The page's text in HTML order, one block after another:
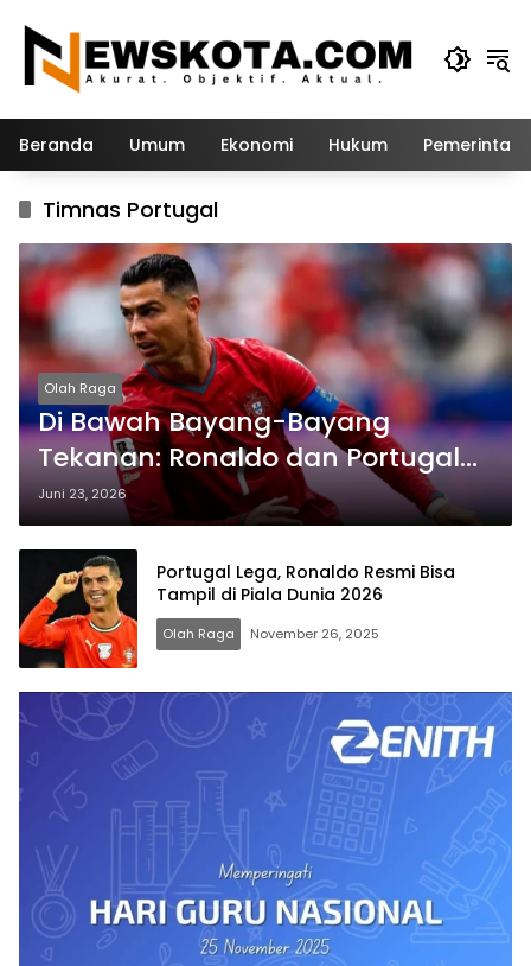
konten
Beranda Umum Ekonomi Hukum
Timnas Portugal
Olah Raga
Di Bawah Bayang-Bayang
Tekanan: Ronaldo dan Portugal
Incar Kemenangan Mutlak atas
Uzbekistan
Juni 23, 2026
Portugal Lega, Ronaldo Resmi Bisa
Tampil di Piala Dunia 2026
Olah Raga November 26, 2025